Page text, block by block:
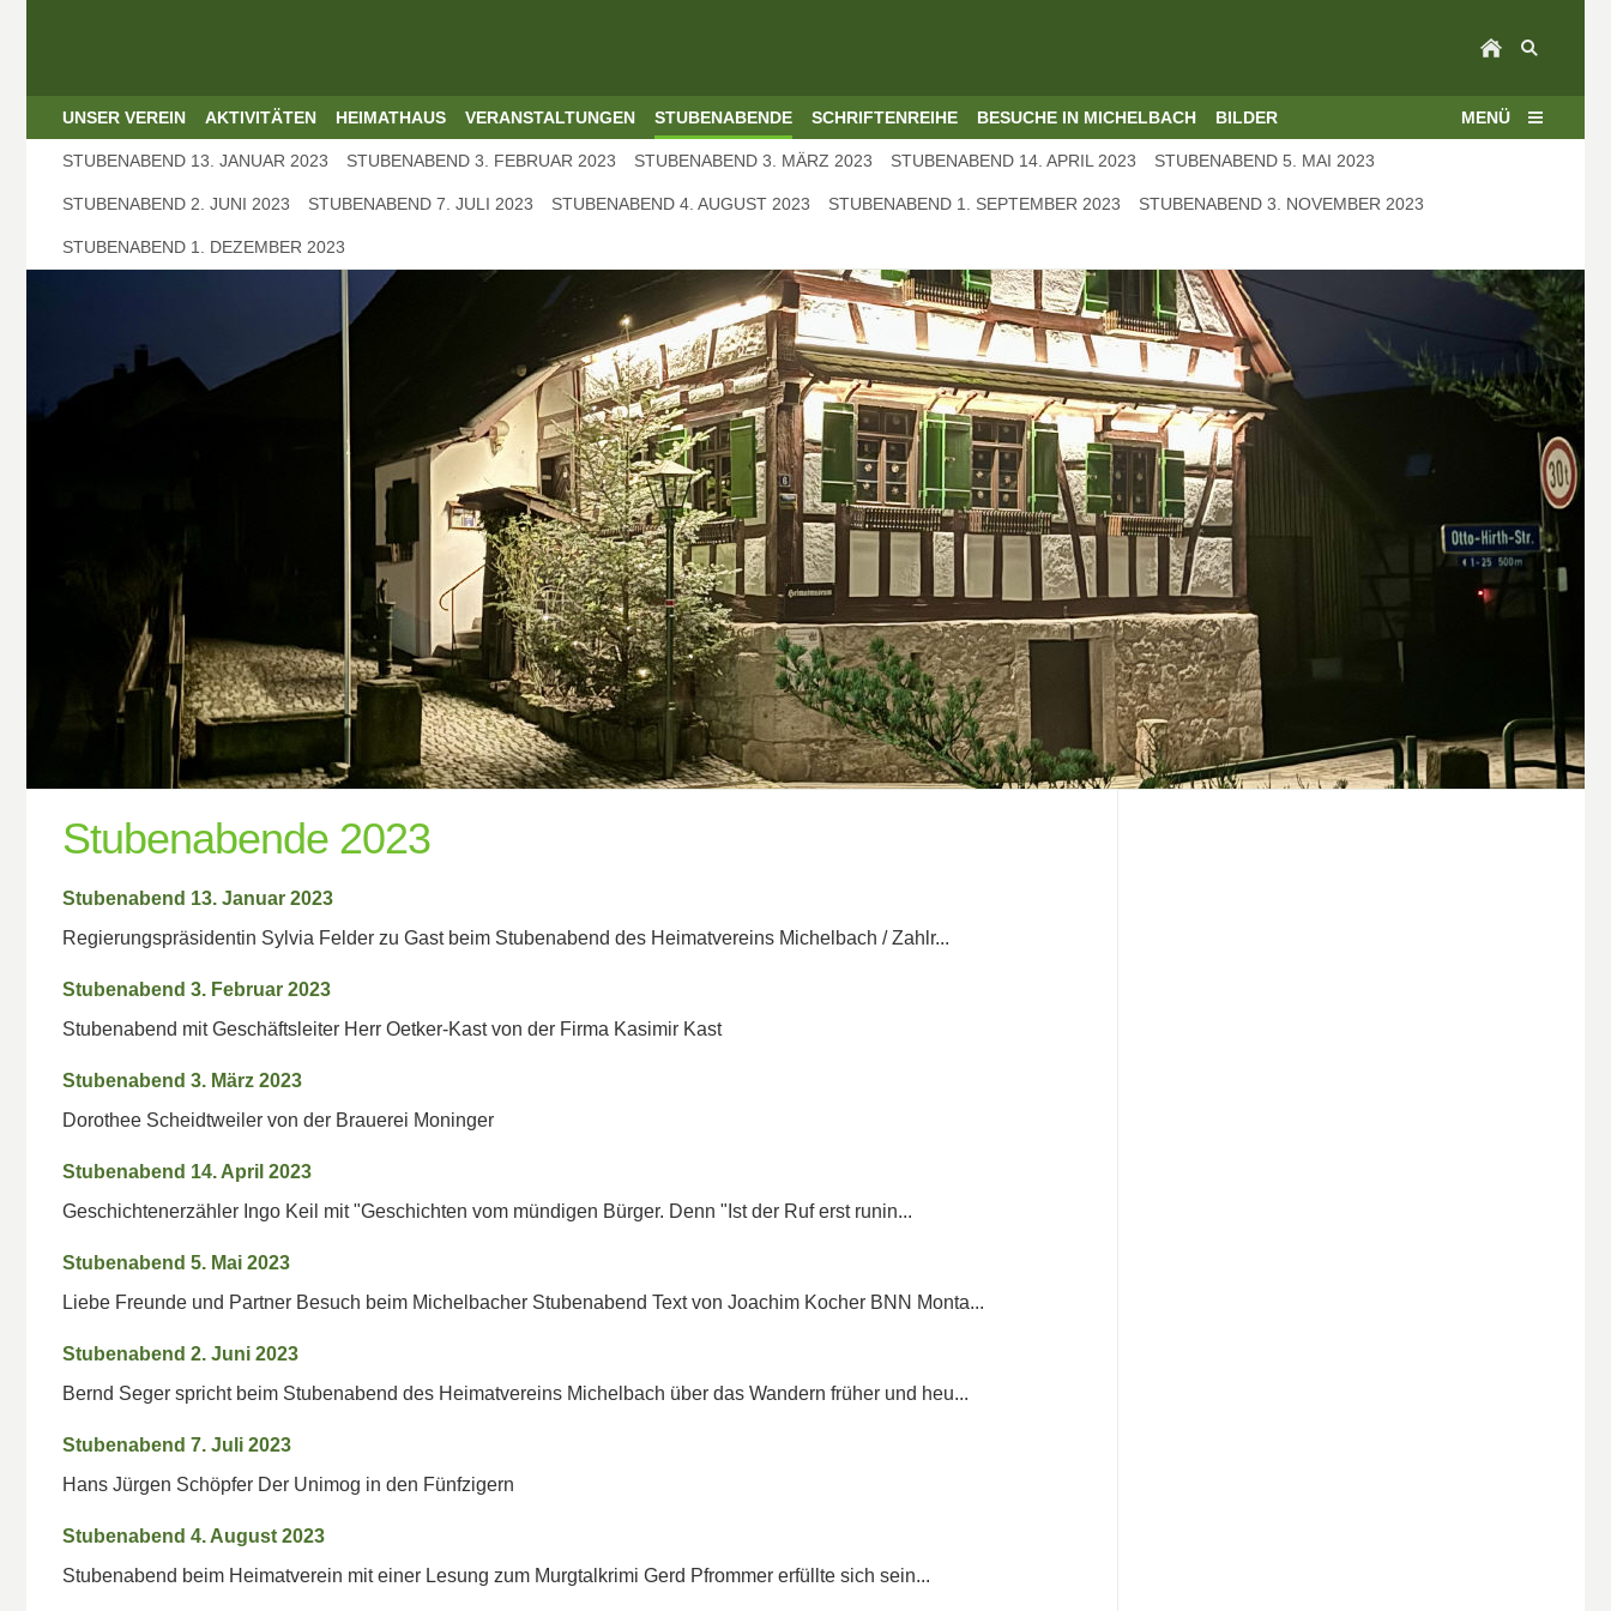
UNSER VEREIN AKTIVITÄTEN HEIMATHAUS VERANSTALTUNGEN STUBENABENDE SCHRIFTENREIHE BESUCHE IN MICHELBACH BILDER MENÜ
STUBENABEND 13. JANUAR 2023 STUBENABEND 3. FEBRUAR 2023 STUBENABEND 3. MÄRZ 2023 STUBENABEND 14. APRIL 2023 STUBENABEND 5. MAI 2023
STUBENABEND 2. JUNI 2023 STUBENABEND 7. JULI 2023 STUBENABEND 4. AUGUST 2023 STUBENABEND 1. SEPTEMBER 2023 STUBENABEND 3. NOVEMBER 2023
STUBENABEND 1. DEZEMBER 2023
Stubenabende 2023
Stubenabend 13. Januar 2023
Regierungspräsidentin Sylvia Felder zu Gast beim Stubenabend des Heimatvereins Michelbach / Zahlr...
Stubenabend 3. Februar 2023
Stubenabend mit Geschäftsleiter Herr Oetker-Kast von der Firma Kasimir Kast
Stubenabend 3. März 2023
Dorothee Scheidtweiler von der Brauerei Moninger
Stubenabend 14. April 2023
Geschichtenerzähler Ingo Keil mit "Geschichten vom mündigen Bürger. Denn "Ist der Ruf erst runin...
Stubenabend 5. Mai 2023
Liebe Freunde und Partner Besuch beim Michelbacher Stubenabend Text von Joachim Kocher BNN Monta...
Stubenabend 2. Juni 2023
Bernd Seger spricht beim Stubenabend des Heimatvereins Michelbach über das Wandern früher und heu...
Stubenabend 7. Juli 2023
Hans Jürgen Schöpfer Der Unimog in den Fünfzigern
Stubenabend 4. August 2023
Stubenabend beim Heimatverein mit einer Lesung zum Murgtalkrimi Gerd Pfrommer erfüllte sich sein...